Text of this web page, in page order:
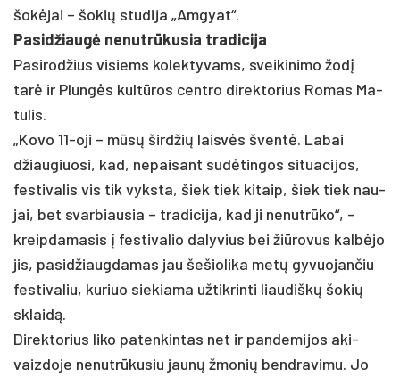
šokė­jai – šo­kių stu­di­ja „Am­gyat“.
Pa­sid­žiaugė ne­nutrū­ku­sia tra­di­ci­ja
Pa­si­rod­žius vi­siems ko­lek­ty­vams, svei­ki­ni­mo žodį
tarė ir Plungės kultū­ros cent­ro di­rek­to­rius Ro­mas Ma­
tu­lis.
„Ko­vo 11-oji – mūsų šird­žių laisvės šventė. La­bai
džiau­giuo­si, kad, ne­pai­sant su­dėtin­gos si­tua­ci­jos,
fes­ti­va­lis vis tik vyks­ta, šiek tiek ki­taip, šiek tiek nau­
jai, bet svar­biau­sia – tra­di­ci­ja, kad ji ne­nutrū­ko“, –
kreip­da­ma­sis į fes­ti­va­lio da­ly­vius bei žiū­ro­vus kalbė­jo
jis, pa­si­džiaug­da­mas jau še­šio­li­ka metų gy­vuo­jan­čiu
fes­ti­va­liu, ku­riuo sie­kia­ma už­tik­rin­ti liau­diškų šo­kių
sklaidą.
Di­rek­to­rius li­ko pa­ten­kin­tas net ir pan­de­mi­jos aki­
vaiz­do­je ne­nutrū­ku­siu jaunų žmo­nių bend­ra­vi­mu. Jo